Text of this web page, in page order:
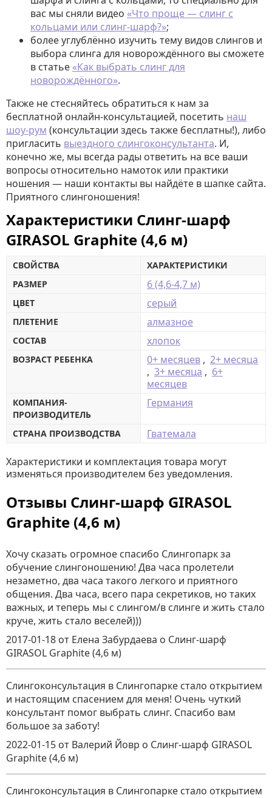
вас мы сняли видео «Что проще — слинг с
кольцами или слинг-шарф?»;
более углублённо изучить тему видов слингов и
выбора слинга для новорождённого вы сможете
в статье «Как выбрать слинг для
новорождённого».
Также не стесняйтесь обратиться к нам за
бесплатной онлайн-консультацией, посетить наш
шоу-рум (консультации здесь также бесплатны!), либо
пригласить выездного слингоконсультанта. И,
конечно же, мы всегда рады ответить на все ваши
вопросы относительно намоток или практики
ношения — наши контакты вы найдёте в шапке сайта.
Приятного слингоношения!
Характеристики Слинг-шарф
GIRASOL Graphite (4,6 м)
СВОЙСТВА
ХАРАКТЕРИСТИКИ
РАЗМЕР
6 (4,6-4,7 м)
ЦВЕТ серый
ПЛЕТЕНИЕ алмазное
СОСТАВ хлопок
ВОЗРАСТ РЕБЕНКА 0+ месяцев , 2+ месяца
, 3+ месяца , 6+
месяцев
КОМПАНИЯ-
ПРОИЗВОДИТЕЛЬ
Германия
СТРАНА ПРОИЗВОДСТВА Гватемала
Характеристики и комплектация товара могут
изменяться производителем без уведомления.
Отзывы Слинг-шарф GIRASOL
Graphite (4,6 м)
Хочу сказать огромное спасибо Слингопарк за
обучение слингоношению! Два часа пролетели
незаметно, два часа такого легкого и приятного
общения. Два часа, всего пара секретиков, но таких
важных, и теперь мы с слингом/в слинге и жить стало
круче, жить стало веселей)))
2017-01-18 от Елена Забурдаева о Слинг-шарф
GIRASOL Graphite (4,6 м)
Слингоконсультация в Слингопарке стало открытием
и настоящим спасением для меня! Очень чуткий
консультант помог выбрать слинг. Спасибо вам
большое за заботу!
2022-01-15 от Валерий Йовр о Слинг-шарф GIRASOL
Graphite (4,6 м)
Слингоконсультация в Слингопарке стало открытием